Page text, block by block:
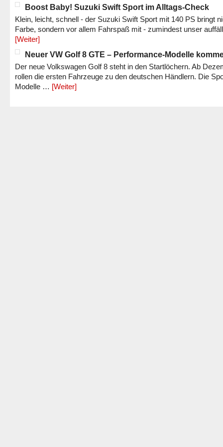
Boost Baby! Suzuki Swift Sport im Alltags-Check
Klein, leicht, schnell - der Suzuki Swift Sport mit 140 PS bringt
Farbe, sondern vor allem Fahrspaß mit - zumindest unser
[Weiter]
Neuer VW Golf 8 GTE – Performance-Modelle
Der neue Volkswagen Golf 8 steht in den Startlöchern. Ab
rollen die ersten Fahrzeuge zu den deutschen Händlern. Die
Modelle … [Weiter]